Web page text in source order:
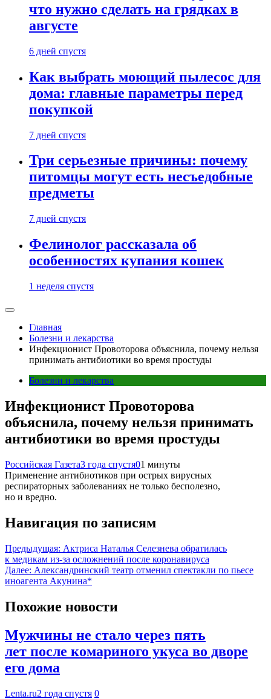
что нужно сделать на грядках в
августе
6 дней спустя
Как выбрать моющий пылесос для
дома: главные параметры перед
покупкой
7 дней спустя
Три серьезные причины: почему
питомцы могут есть несъедобные
предметы
7 дней спустя
Фелинолог рассказала об
особенностях купания кошек
1 неделя спустя
Главная
Болезни и лекарства
Инфекционист Провоторова объяснила, почему нельзя
принимать антибиотики во время простуды
Болезни и лекарства
Инфекционист Провоторова
объяснила, почему нельзя принимать
антибиотики во время простуды
Российская Газета3 года спустя01 минуты
Применение антибиотиков при острых вирусных
респираторных заболеваниях не только бесполезно,
но и вредно.
Навигация по записям
Предыдущая: Актриса Наталья Селезнева обратилась
к медикам из-за осложнений после коронавируса
Далее: Александринский театр отменил спектакли по пьесе
иноагента Акунина*
Похожие новости
Мужчины не стало через пять
лет после комариного укуса во дворе
его дома
Lenta.ru2 года спустя 0